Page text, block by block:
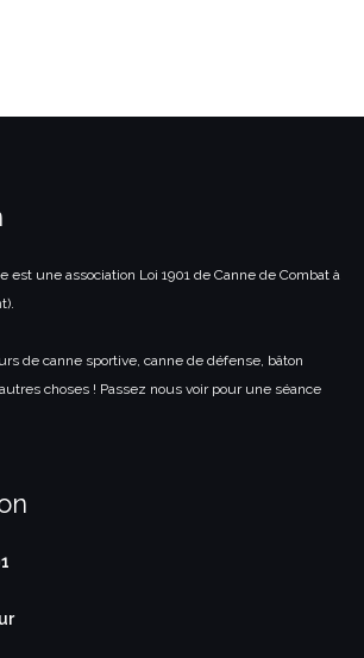
est une association Loi 1901 de Canne de Combat à
de canne sportive, canne de défense, bâton
choses ! Passez nous voir pour une séance